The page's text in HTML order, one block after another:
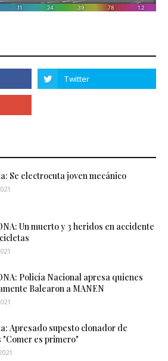
Se electrocuta joven mecánico
Un muerto y 3 heridos en accidente
Policía Nacional apresa quienes
Balearon a MANEN
Apresado supesto clonador de
es primero"